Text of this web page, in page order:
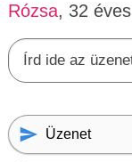
Rózsa, 32 éves
Üzenet